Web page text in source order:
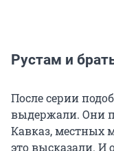
Рустам и
После серии
выдержали. Они
Кавказ, местных
это высказали. И